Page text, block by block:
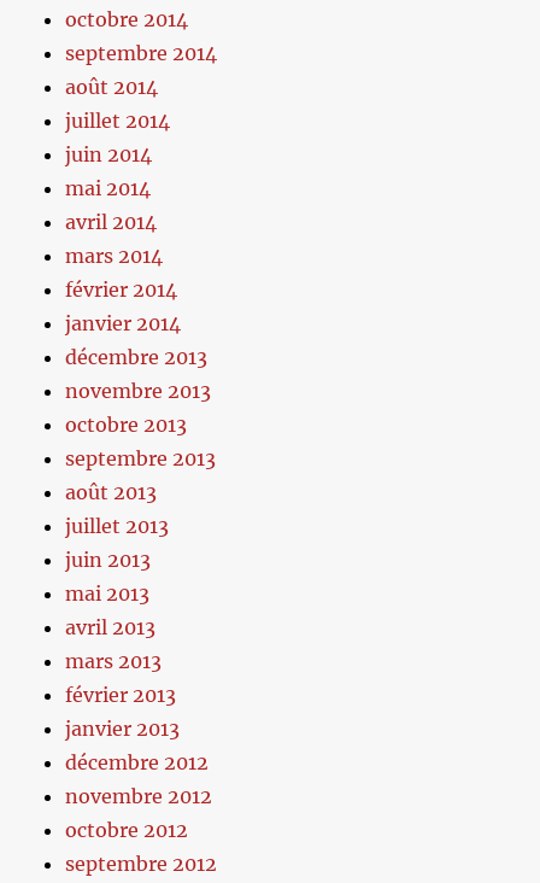
octobre 2014
septembre 2014
août 2014
juillet 2014
juin 2014
mai 2014
avril 2014
mars 2014
février 2014
janvier 2014
décembre 2013
novembre 2013
octobre 2013
septembre 2013
août 2013
juillet 2013
juin 2013
mai 2013
avril 2013
mars 2013
février 2013
janvier 2013
décembre 2012
novembre 2012
octobre 2012
septembre 2012